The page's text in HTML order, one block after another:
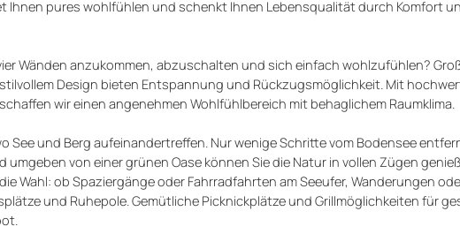
Ihnen pures wohlfühlen und schenkt Ihnen Lebensqualität durch Komfort
Wänden anzukommen, abzuschalten und sich einfach wohlzufühlen?
Design bieten Entspannung und Rückzugsmöglichkeit. Mit
wir einen angenehmen Wohlfühlbereich mit behaglichem Raumklima.
See und Berg aufeinandertreffen. Nur wenige Schritte vom Bodensee
von einer grünen Oase können Sie die Natur in vollen Zügen
Wahl: ob Spaziergänge oder Fahrradfahrten am Seeufer, Wanderungen
und Ruhepole. Gemütliche Picknickplätze und Grillmöglichkeiten für